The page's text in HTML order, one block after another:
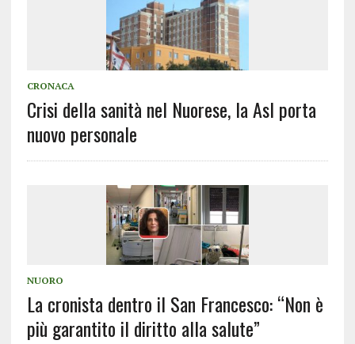
CRONACA
Crisi della sanità nel Nuorese, la Asl porta
nuovo personale
NUORO
La cronista dentro il San Francesco: “Non è
più garantito il diritto alla salute”